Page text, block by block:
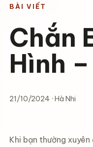
BÀI VIẾT
Chắn
Hình
21/10/2024 · Hà Nhi
Khi bạn thường